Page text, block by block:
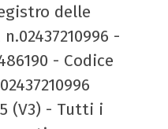
delle
-
- Codice
(V3) - Tutti i